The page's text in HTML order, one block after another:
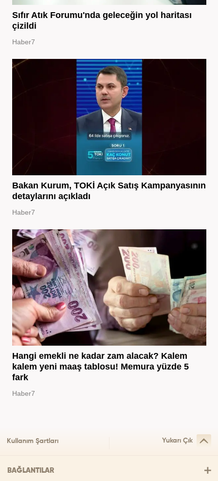
Sıfır Atık Forumu'nda geleceğin yol haritası
çizildi
Haber7
Bakan Kurum, TOKİ Açık Satış Kampanyasının
detaylarını açıkladı
Haber7
Hangi emekli ne kadar zam alacak? Kalem
kalem yeni maaş tablosu! Memura yüzde 5
fark
Haber7
Kullanım Şartları Yukarı Çık
BAĞLANTILAR